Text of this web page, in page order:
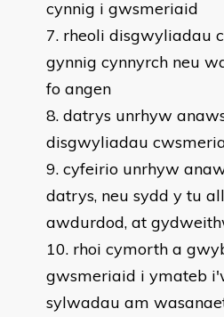
cynnig i gwsmeriaid
rheoli disgwyliadau
gynnig cynnyrch neu
fo angen
datrys unrhyw
disgwyliadau
cyfeirio unrhyw
datrys, neu sydd y tu
awdurdod, at
rhoi cymorth a
gwsmeriaid i ymateb
sylwadau am